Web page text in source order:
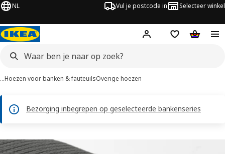
NL Vul je postcode in Selecteer winkel
Hej! Log in
…Hoezen voor banken & fauteuilsOverige hoezen
Bezorging inbegrepen op geselecteerde bankenseries
afbeeldingen